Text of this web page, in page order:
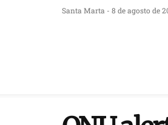
Santa Marta - 8 de agosto de